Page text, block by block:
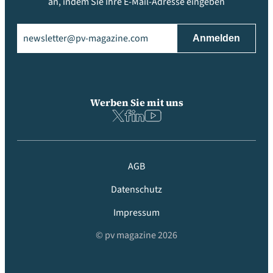
Werben Sie mit uns
AGB
Datenschutz
Impressum
© pv magazine 2026